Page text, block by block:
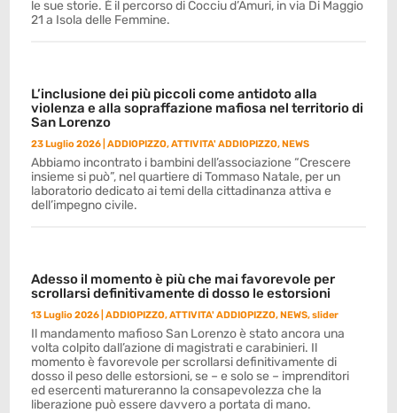
le sue storie. È il percorso di Cocciu d’Amuri, in via Di Maggio
21 a Isola delle Femmine.
L’inclusione dei più piccoli come antidoto alla
violenza e alla sopraffazione mafiosa nel territorio di
San Lorenzo
23 Luglio 2026 |ADDIOPIZZO,ATTIVITA' ADDIOPIZZO,NEWS
Abbiamo incontrato i bambini dell’associazione “Crescere
insieme si può”, nel quartiere di Tommaso Natale, per un
laboratorio dedicato ai temi della cittadinanza attiva e
dell’impegno civile.
Adesso il momento è più che mai favorevole per
scrollarsi definitivamente di dosso le estorsioni
13 Luglio 2026 |ADDIOPIZZO,ATTIVITA' ADDIOPIZZO,NEWS,slider
Il mandamento mafioso San Lorenzo è stato ancora una
volta colpito dall’azione di magistrati e carabinieri. Il
momento è favorevole per scrollarsi definitivamente di
dosso il peso delle estorsioni, se – e solo se – imprenditori
ed esercenti matureranno la consapevolezza che la
liberazione può essere davvero a portata di mano.